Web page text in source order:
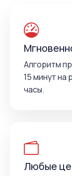
Алгоритм
15 минут на
часы.
Любые